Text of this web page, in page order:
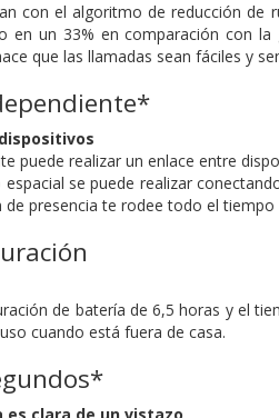
con el algoritmo de reducción de
en un 33% en comparación con
que las llamadas sean fáciles y
puede realizar un enlace entre
espacial se puede realizar
presencia te rodee todo el tiempo
de batería de 6,5 horas y el
cuando está fuera de casa.